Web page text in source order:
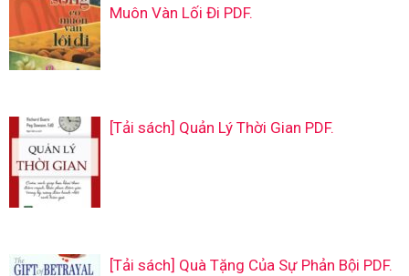
Muôn Vàn Lối Đi PDF.
[Tải sách] Quản Lý Thời Gian PDF.
[Tải sách] Quà Tặng Của Sự Phản Bội PDF.